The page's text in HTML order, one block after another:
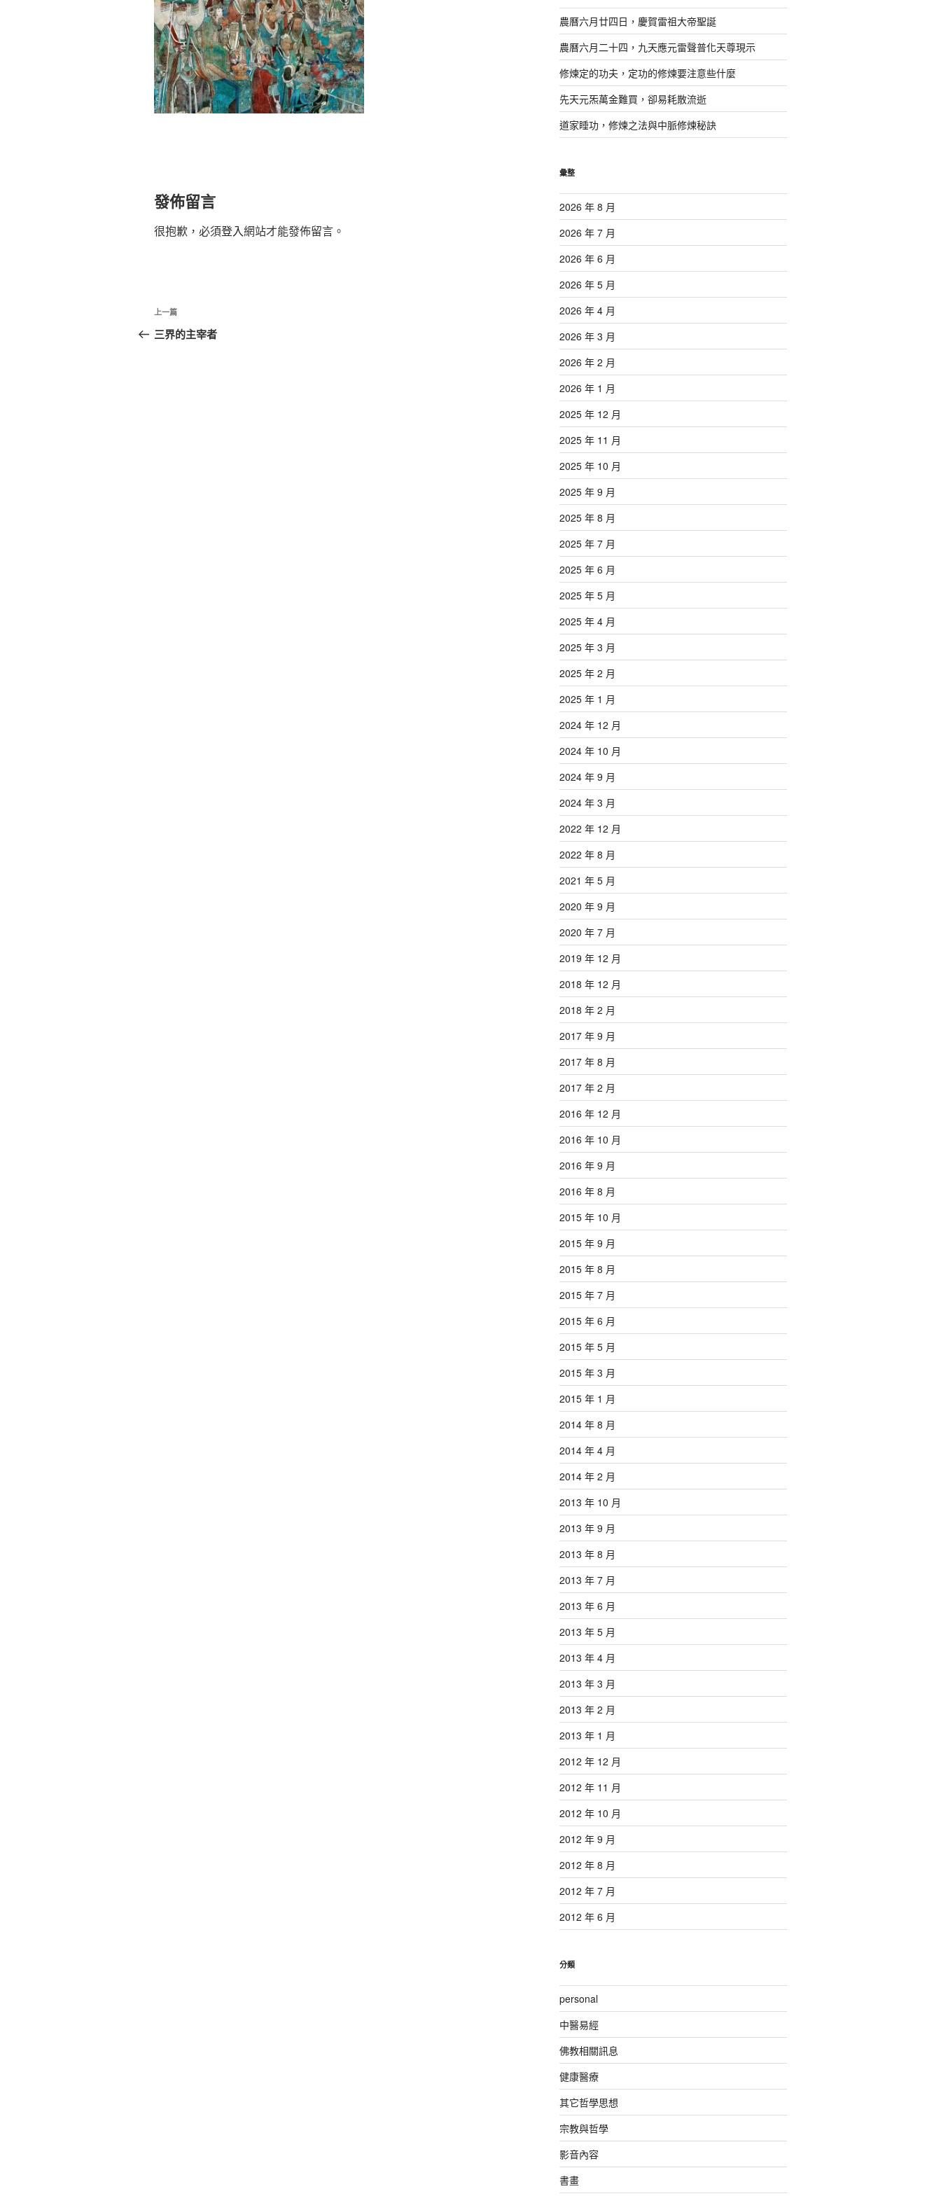
發佈留言
很抱歉，必須登入網站才能發佈留言。
文
章
上
一
上一篇
三界的主宰者
農曆六月廿四日，慶賀雷祖大帝聖誕
農曆六月二十四，九天應元雷聲普化天尊現示
修煉定的功夫，定功的修煉要注意些什麼
先天元炁萬金難買，卻易耗散流逝
道家睡功，修煉之法與中脈修煉秘訣
彙整
2026 年 8 月
2026 年 7 月
2026 年 6 月
2026 年 5 月
2026 年 4 月
2026 年 3 月
2026 年 2 月
2026 年 1 月
2025 年 12 月
2025 年 11 月
2025 年 10 月
2025 年 9 月
2025 年 8 月
2025 年 7 月
2025 年 6 月
2025 年 5 月
2025 年 4 月
2025 年 3 月
2025 年 2 月
2025 年 1 月
2024 年 12 月
2024 年 10 月
2024 年 9 月
2024 年 3 月
2022 年 12 月
2022 年 8 月
2021 年 5 月
2020 年 9 月
2020 年 7 月
2019 年 12 月
2018 年 12 月
2018 年 2 月
2017 年 9 月
2017 年 8 月
2017 年 2 月
2016 年 12 月
2016 年 10 月
2016 年 9 月
2016 年 8 月
2015 年 10 月
2015 年 9 月
2015 年 8 月
2015 年 7 月
2015 年 6 月
2015 年 5 月
2015 年 3 月
2015 年 1 月
2014 年 8 月
2014 年 4 月
2014 年 2 月
2013 年 10 月
2013 年 9 月
2013 年 8 月
2013 年 7 月
2013 年 6 月
2013 年 5 月
2013 年 4 月
2013 年 3 月
2013 年 2 月
2013 年 1 月
2012 年 12 月
2012 年 11 月
2012 年 10 月
2012 年 9 月
2012 年 8 月
2012 年 7 月
2012 年 6 月
分類
personal
中醫易經
佛教相關訊息
健康醫療
其它哲學思想
宗教與哲學
影音內容
書畫